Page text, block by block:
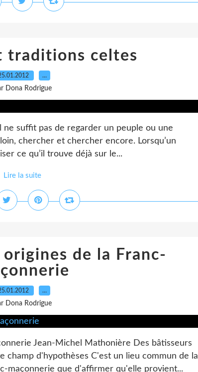
traditions celtes
…
Dona Rodrigue
suffit pas de regarder un peuple ou une
chercher et chercher encore. Lorsqu’un
ce qu’il trouve déjà sur le...
Lire la suite
de la Franc-
…
Dona Rodrigue
Jean-Michel Mathonière Des bâtisseurs
champ d'hypothèses C'est un lieu commun de la
maçonnerie que d'affirmer qu'elle provient...